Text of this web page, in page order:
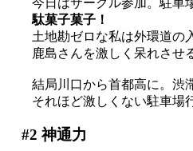
駄菓子菓子！
土地勘ゼロな私は外環道の
鹿島さんを激しく呆れさせ
結局川口から首都高に。渋
それほど激しくない駐車場
#2 神通力